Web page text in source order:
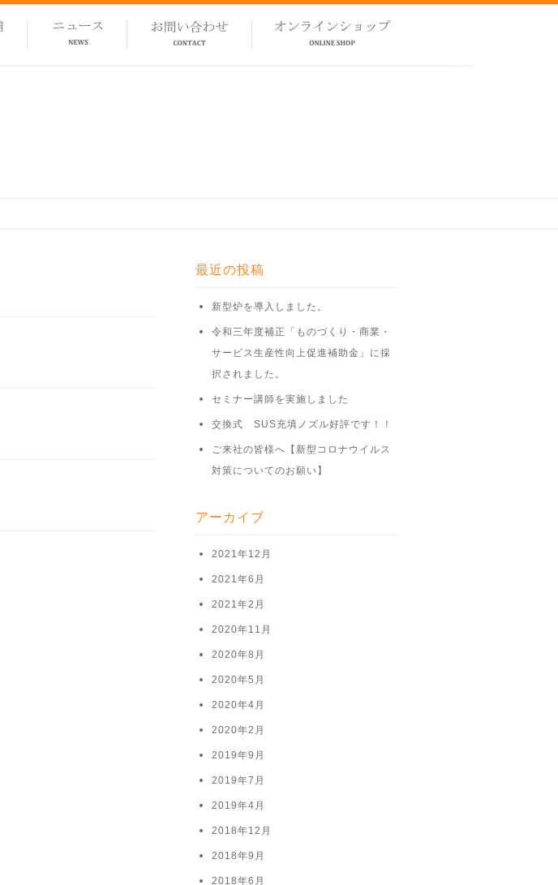
最近の投稿
新型炉を導入しました。
令和三年度補正「ものづくり・商業・
サービス生産性向上促進補助金」に採
択されました。
セミナー講師を実施しました
交換式 SUS充填ノズル好評です！！
ご来社の皆様へ【新型コロナウイルス
対策についてのお願い】
アーカイブ
2021年12月
2021年6月
2021年2月
2020年11月
2020年8月
2020年5月
2020年4月
2020年2月
2019年9月
2019年7月
2019年4月
2018年12月
2018年9月
2018年6月